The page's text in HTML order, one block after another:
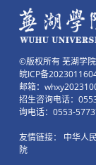
©版权所有 芜湖学院
皖ICP备
邮箱：
招生咨询电话：
询电话：0553-
友情链接： 中华人
院